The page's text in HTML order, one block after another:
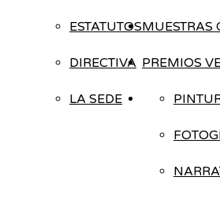
ESTATUTOS
DIRECTIVA
LA SEDE
MUESTRAS
PREMIOS